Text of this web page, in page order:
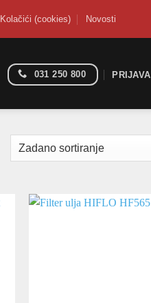
Kolačići (cookies) Novosti
031 250 800 PRIJAVA